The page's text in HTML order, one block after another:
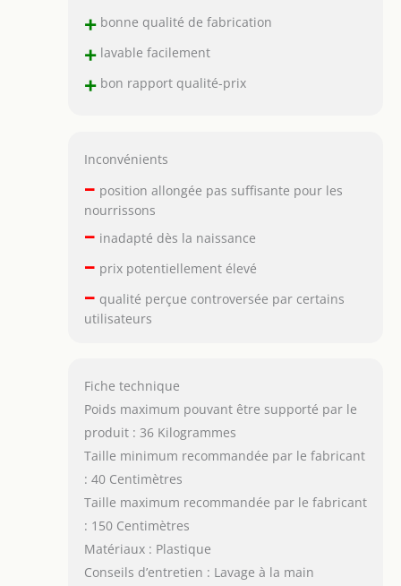
+bonne qualité de fabrication
+lavable facilement
+bon rapport qualité-prix
Inconvénients
– position allongée pas suffisante pour les
nourrissons
– inadapté dès la naissance
– prix potentiellement élevé
– qualité perçue controversée par certains
utilisateurs
Fiche technique
Poids maximum pouvant être supporté par le
produit : 36 Kilogrammes
Taille minimum recommandée par le fabricant
: 40 Centimètres
Taille maximum recommandée par le fabricant
: 150 Centimètres
Matériaux : Plastique
Conseils d’entretien : Lavage à la main